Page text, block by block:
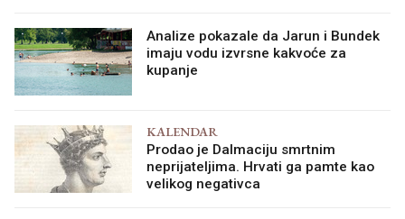
Analize pokazale da Jarun i Bundek
imaju vodu izvrsne kakvoće za
kupanje
KALENDAR
Prodao je Dalmaciju smrtnim
neprijateljima. Hrvati ga pamte kao
velikog negativca